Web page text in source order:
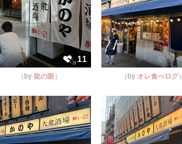
11
（by 龍の眼 ） （by オレ食べログ）